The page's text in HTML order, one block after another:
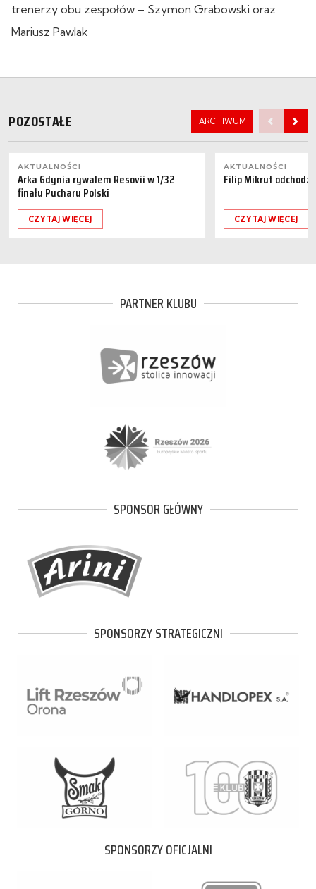
trenerzy obu zespołów – Szymon Grabowski oraz
Mariusz Pawlak
POZOSTAŁE ARCHIWUM
AKTUALNOŚCI
Arka Gdynia rywalem Resovii w 1/32
finału Pucharu Polski
CZYTAJ WIĘCEJ
AKTUALNOŚCI
Filip Mikrut
CZYTAJ WIĘCEJ
PARTNER KLUBU
SPONSOR GŁÓWNY
SPONSORZY STRATEGICZNI
SPONSORZY OFICJALNI